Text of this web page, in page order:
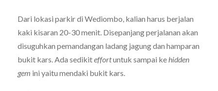
Dari lokasi parkir di Wediombo, kalian harus berjalan
kaki kisaran 20-30 menit. Disepanjang perjalanan akan
disuguhkan pemandangan ladang jagung dan hamparan
bukit kars. Ada sedikiteffortuntuk sampai kehidden
gem ini yaitu mendaki bukit kars.